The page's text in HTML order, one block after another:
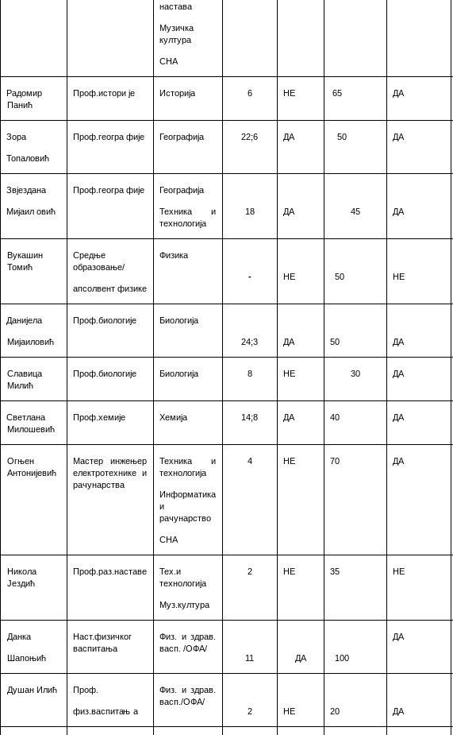
настава
Музичка
култура
СНА
Радомир
Панић
Проф.истори је Историја 6 НЕ 65 ДА
Зора
Топаловић
Проф.геогра фије Географија 22;6 ДА 50 ДА
Звјездана
Мијаил овић
Проф.геогра фије Географија
Техника и
технологија
18 ДА 45 ДА
Вукашин
Томић
Средње
образовање/
апсолвент физике
Физика
- НЕ 50 НЕ
Данијела
Мијаиловић
Проф.биологије Биологија
24;3 ДА 50 ДА
Славица
Милић
Проф.биологије Биологија 8 НЕ 30 ДА
Светлана
Милошевић
Проф.хемије Хемија 14;8 ДА 40 ДА
Огњен
Антонијевић
Мастер инжењер
електротехнике и
рачунарства
Техника и
технологија
Информатика
и
рачунарство
СНА
4 НЕ 70 ДА
Никола
Јездић
Проф.раз.наставе
Тех.и
технологија
Муз.култура
2 НЕ 35 НЕ
Данка
Шапоњић
Наст.физичког
васпитања
Физ. и здрав.
васп. /ОФА/
11
ДА 100
ДА
Душан Илић Проф.
физ.васпитањ а
Физ. и здрав.
васп./ОФА/
2
НЕ 20 ДА